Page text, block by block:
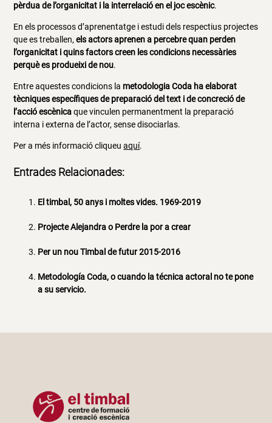
pèrdua de l’organicitat i la interrelació en el joc escènic.
En els processos d’aprenentatge i estudi dels respectius projectes
que es treballen,els actors aprenen a percebre quan perden
l’organicitat i quins factors creen les condicions necessàries
perquè es produeixi de nou.
Entre aquestes condicions la metodologia Coda ha elaborat
tècniques específiques de preparació del text i de concreció de
l’acció escènicaque vinculen permanentment la preparació
interna i externa de l’actor, sense disociarlas.
Per a més informació cliqueuaquí.
Entrades Relacionades:
El timbal, 50 anys i moltes vides. 1969-2019
Projecte Alejandra o Perdre la por a crear
Per un nou Timbal de futur 2015-2016
Metodología Coda, o cuando la técnica actoral no te pone
a su servicio.